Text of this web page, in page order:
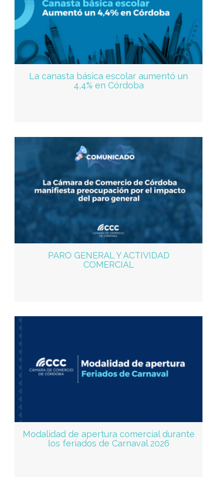
La canasta básica escolar aumentó un
4,4% en Córdoba
PARO GENERAL Y ACTIVIDAD
COMERCIAL
Modalidad de apertura comercial durante
los feriados de Carnaval 2026